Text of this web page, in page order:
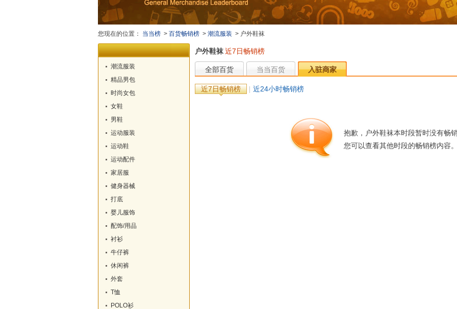
玩具
孕婴
鞋
食品
手机通
您现在的位置： 当当榜 > 百货畅销榜 > 潮流服装 > 户外鞋袜
潮流服装
精品男包
时尚女包
女鞋
男鞋
运动服装
运动鞋
运动配件
家居服
健身器械
打底
婴儿服饰
配饰/用品
衬衫
牛仔裤
休闲裤
外套
T恤
POLO衫
户外鞋袜近7日畅销榜
全部百货 当当百货 入驻商家
近7日畅销榜 近24小时畅销榜
抱歉，户外鞋袜本时段暂时没有畅销
您可以查看其他时段的畅销榜内容。